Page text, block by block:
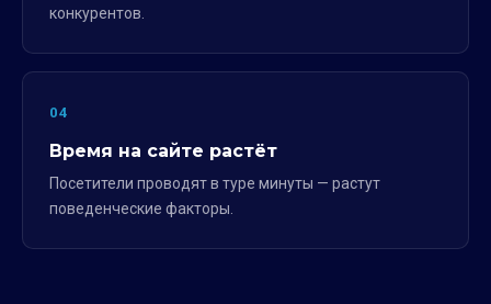
конкурентов.
04
Время на сайте растёт
Посетители проводят в туре минуты — растут
поведенческие факторы.